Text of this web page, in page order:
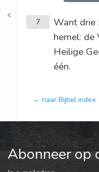
7
Want drie
hemel: de
Heilige
één.
← naar Bijbel index
Abonneer op